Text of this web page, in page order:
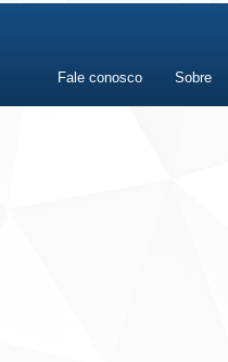
Fale conosco Sobre